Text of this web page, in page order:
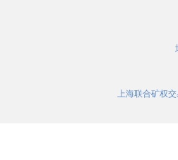
上海联合矿权